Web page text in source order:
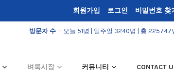
회원가입 로그인 비밀번호 찾
방문자 수 — 오늘 51명 | 일주일 3240명 | 총 225747
벼룩시장 커뮤니티 CONTACT